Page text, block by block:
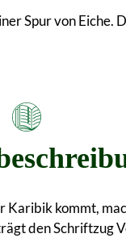
Spur von Eiche.
kommt,
den